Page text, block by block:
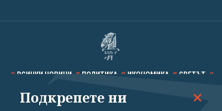
ВСИЧКИ НОВИНИ ПОЛИТИКА ИКОНОМИКА СВЕТЪТ
СПОРТ КУЛТУРА ТЕХНОЛОГИИ КАЛЕЙДОСКОП
Подкрепете ни